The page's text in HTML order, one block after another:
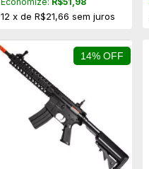
12 x de R$21,66 sem juros
14% OFF